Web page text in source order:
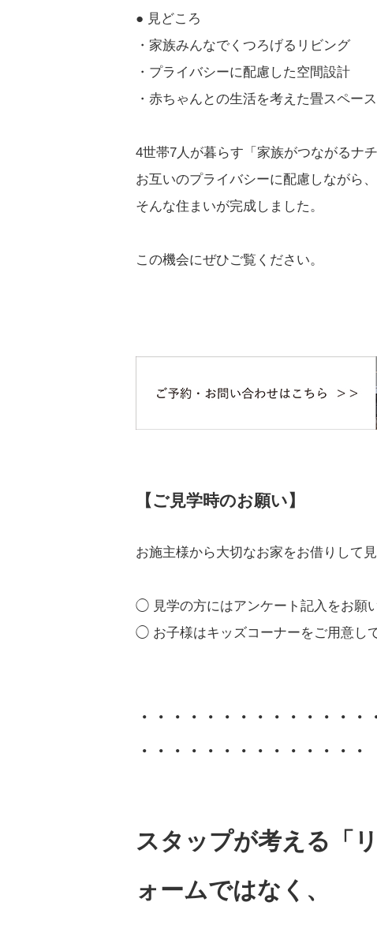
● 見どころ
・家族みんなでくつろげるリビング
・プライバシーに配慮した空間設計
・赤ちゃんとの生活を考えた畳スペー
4世帯7人が暮らす「家族がつながるナ
お互いのプライバシーに配慮しながら
そんな住まいが完成しました。
この機会にぜひご覧ください。
【ご見学時のお願い】
お施主様から大切なお家をお借りして
◯ 見学の方にはアンケート記入をお願
◯ お子様はキッズコーナーをご用意し
・・・・・・・・・・・・・
・・・・・・・・・・・・・・
スタップが考える「
ォームではなく、